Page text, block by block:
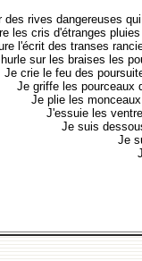
des rives dangereuses
les cris d'étranges
l'écrit des transes
sur les braises les
Je crie le feu des
Je griffe les pourceaux
Je plie les
J'essuie les
Je suis
Je